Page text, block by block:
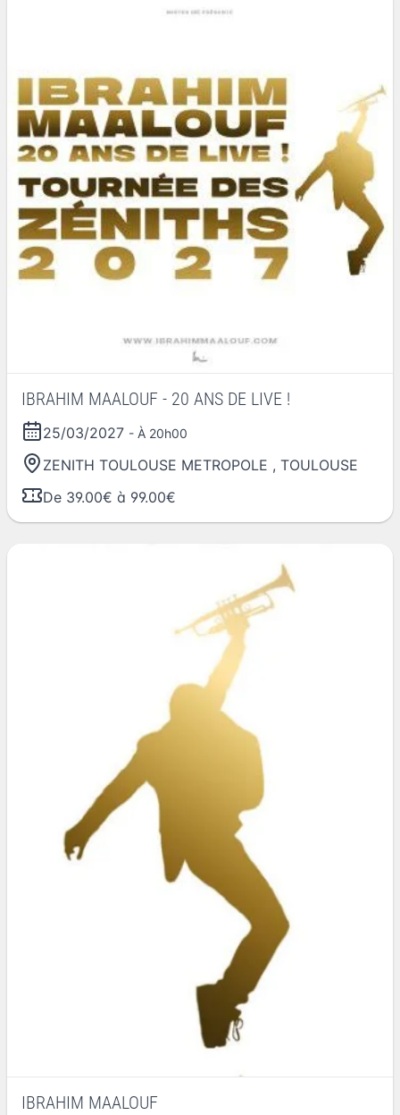
IBRAHIM MAALOUF - 20 ANS DE LIVE !
25/03/2027 - À 20h00
ZENITH TOULOUSE METROPOLE , TOULOUSE
De 39.00€ à 99.00€
IBRAHIM MAALOUF